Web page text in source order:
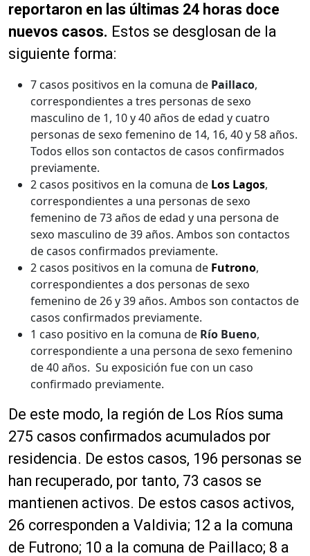
reportaron en las últimas 24 horas doce
nuevos casos. Estos se desglosan de la
siguiente forma:
7 casos positivos en la comuna de Paillaco,
correspondientes a tres personas de sexo
masculino de 1, 10 y 40 años de edad y cuatro
personas de sexo femenino de 14, 16, 40 y 58 años.
Todos ellos son contactos de casos confirmados
previamente.
2 casos positivos en la comuna de Los Lagos,
correspondientes a una personas de sexo
femenino de 73 años de edad y una persona de
sexo masculino de 39 años. Ambos son contactos
de casos confirmados previamente.
2 casos positivos en la comuna de Futrono,
correspondientes a dos personas de sexo
femenino de 26 y 39 años. Ambos son contactos de
casos confirmados previamente.
1 caso positivo en la comuna de Río Bueno,
correspondiente a una persona de sexo femenino
de 40 años. Su exposición fue con un caso
confirmado previamente.
De este modo, la región de Los Ríos suma
275 casos confirmados acumulados por
residencia. De estos casos, 196 personas se
han recuperado, por tanto, 73 casos se
mantienen activos. De estos casos activos,
26 corresponden a Valdivia; 12 a la comuna
de Futrono; 10 a la comuna de Paillaco; 8 a